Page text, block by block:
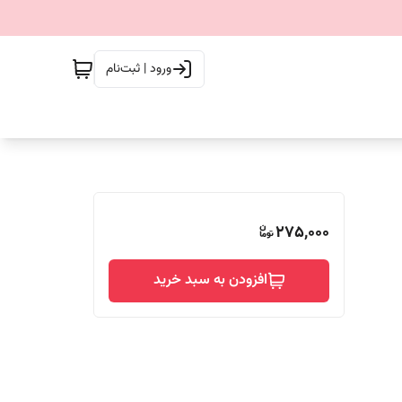
ورود | ثبت‌نام
275,000
افزودن به سبد خرید